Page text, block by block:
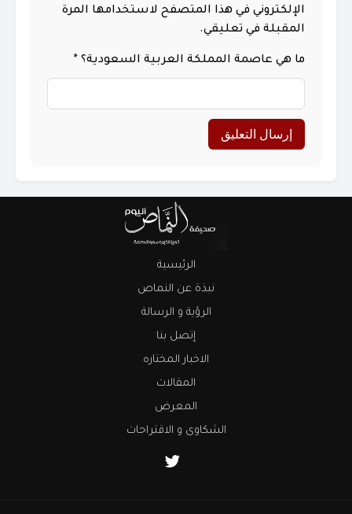
الإلكتروني في هذا المتصفح لاستخدامها المرة
المقبلة في تعليقي.
ما هي عاصمة المملكة العربية السعودية؟ *
الرئيسية
نبذة عن النماص
الرؤية و الرسالة
إتصل بنا
الاخبار المختاره
المقالات
المعرض
الشكاوى و الاقتراحات